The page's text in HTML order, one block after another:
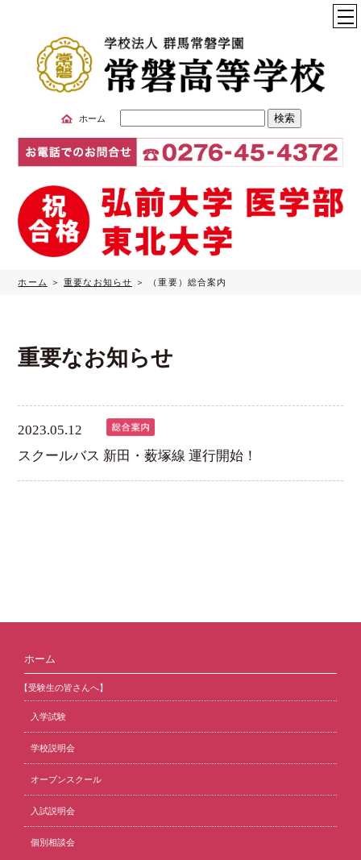
ホーム
ト
内
検
索
ホーム 重要なお知らせ （重要）総合案内
重要なお知らせ
2023.05.12
スクールバス 新田・薮塚線 運行開始！
ホーム
【受験生の皆さんへ】
入学試験
学校説明会
オープンスクール
入試説明会
個別相談会